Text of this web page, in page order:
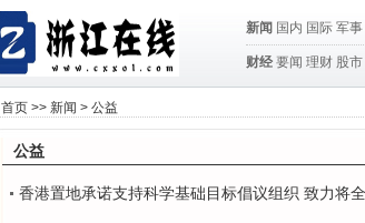
新闻 国内 国际 军事
财经 要闻 理财 股市
首页 >> 新闻 > 公益
公益
香港置地承诺支持科学基础目标倡议组织 致力将